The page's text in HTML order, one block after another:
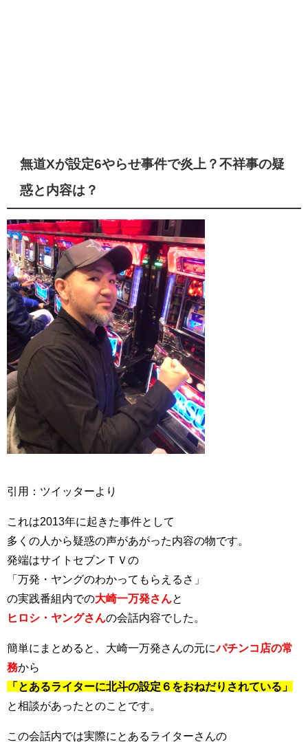
無道Xが設定6やらせ事件で炎上？不祥事の疑
惑と内容は？
引用：ツイッターより
これは2013年に起きた事件として
多くの人から疑惑の声があがった内容の物です。
発端はサイトセブンＴＶの
「万発・ヤングのわかってもらえるさ」
の実践番組内での大崎一万発さん と
ヒロシ・ヤングさんの会話内容でした。
簡単にまとめると、大崎一万発さんの元にパチンコ店の常
務から
「とあるライターに北斗の設定６をおねだりされている」
と相談があったとのことです。
この会話内では実際にとあるライターさんの